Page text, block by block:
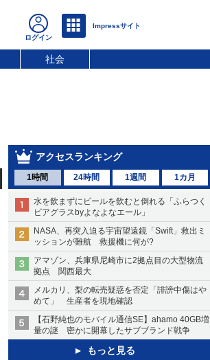
社会
アクセスランキング
1時間 24時間 1週間 1カ月
水を飲まずにビールを飲むと倒れる「ふらつく
ビアグラスbyよなよなエール」
NASA、再突入迫る宇宙望遠鏡「Swift」救出ミ
ッションが難航 救援機に何が?
アマゾン、兵庫県尼崎市に2拠点目の大型物流
拠点 関西最大
メルカリ、梨の転売疑惑を否定「誹謗中傷はや
めて」 生産者を現地確認
【石野純也のモバイル通信SE】ahamo 40GB増
量の謎 密かに開幕したサブブランド戦争
もっと見る